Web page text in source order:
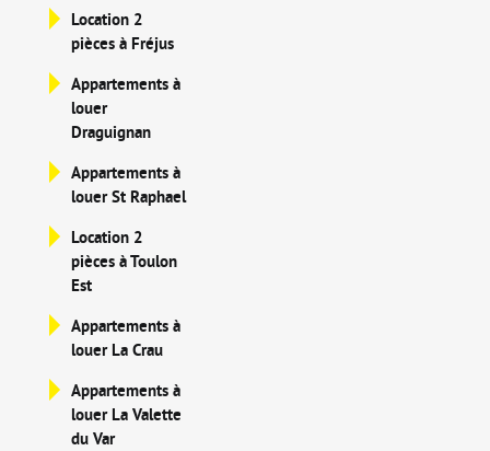
Location 2
pièces à Fréjus
Appartements à
louer
Draguignan
Appartements à
louer St Raphael
Location 2
pièces à Toulon
Est
Appartements à
louer La Crau
Appartements à
louer La Valette
du Var